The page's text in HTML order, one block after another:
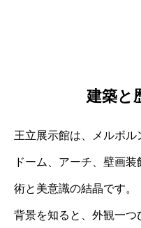
建築と
王立展示館は、メルボル
ドーム、アーチ、壁画
術と美意識の結晶です。
背景を知ると、外観一つ